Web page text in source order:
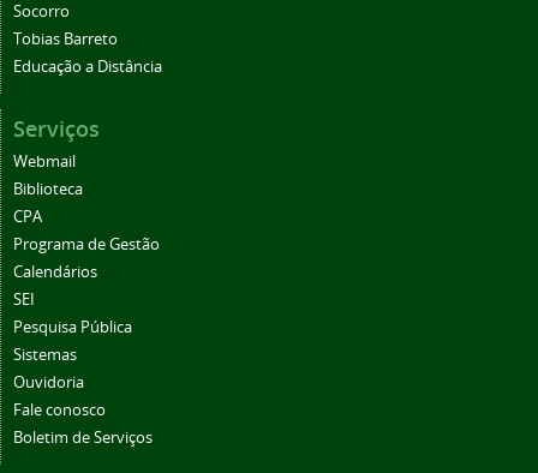
Socorro
Tobias Barreto
Educação a Distância
Serviços
Webmail
Biblioteca
CPA
Programa de Gestão
Calendários
SEI
Pesquisa Pública
Sistemas
Ouvidoria
Fale conosco
Boletim de Serviços